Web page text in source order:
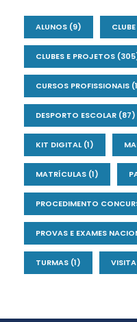
ALUNOS (9)
CLUBES E PROJETOS
CURSOS PROFISSIONAIS
DESPORTO ESCOLAR (87)
KIT DIGITAL(1)
MATRÍCULAS (1)
PROCEDIMENTO
PROVAS E EXAMES
TURMAS (1)